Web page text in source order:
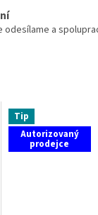
a
Tip
Autorizovaný
prodejce